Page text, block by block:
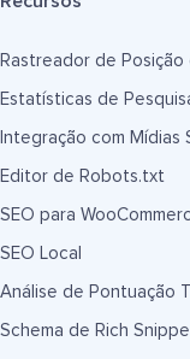
Rastreador de Posição
Estatísticas de
Integração com Mídias
Editor de Robots.txt
SEO para
SEO Local
Análise de Pontuação
Schema de Rich